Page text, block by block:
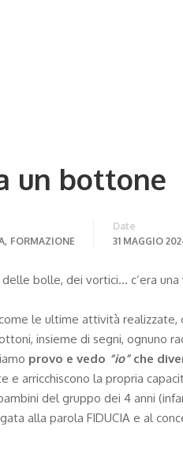
un bottone
, FORMAZIONE
Date
31 MAGGIO
bolle, dei vortici… c’era
come le ultime attività realizzate,
insieme di segni, ognuno
provo e vedo “io”che
e arricchiscono la propria
del gruppo dei 4 anni
alla parola FIDUCIA e al